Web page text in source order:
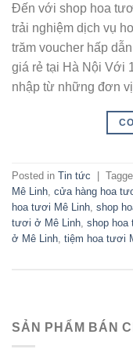
Đến với shop hoa
trải nghiệm dịch vụ
trăm voucher hấp
giá rẻ tại Hà Nội Với
nhập từ những đơn
Posted in Tin tức
Mê Linh cửa hàng hoa
hoa tươi Mê Linh shop
tươi ở Mê Linh shop hoa
ở Mê Linh tiệm hoa tươi
SẢN PHẨM BÁN